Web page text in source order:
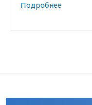
Подробнее